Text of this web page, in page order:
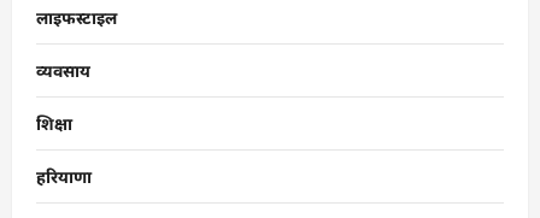
लाइफस्टाइल
व्यवसाय
शिक्षा
हरियाणा